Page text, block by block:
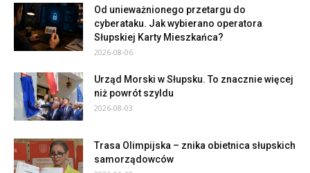
Od unieważnionego przetargu do
cyberataku. Jak wybierano operatora
Słupskiej Karty Mieszkańca?
2026-08-06
Urząd Morski w Słupsku. To znacznie więcej
niż powrót szyldu
2026-08-03
Trasa Olimpijska – znika obietnica słupskich
samorządowców